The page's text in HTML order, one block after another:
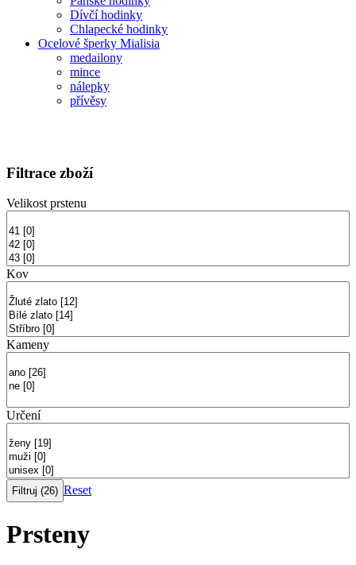
Dívčí hodinky
Chlapecké hodinky
Ocelové šperky Mialisia
medailony
mince
nálepky
přívěsy
Filtrace zboží
Velikost prstenu
Kov
Kameny
Určení
Reset
Prsteny